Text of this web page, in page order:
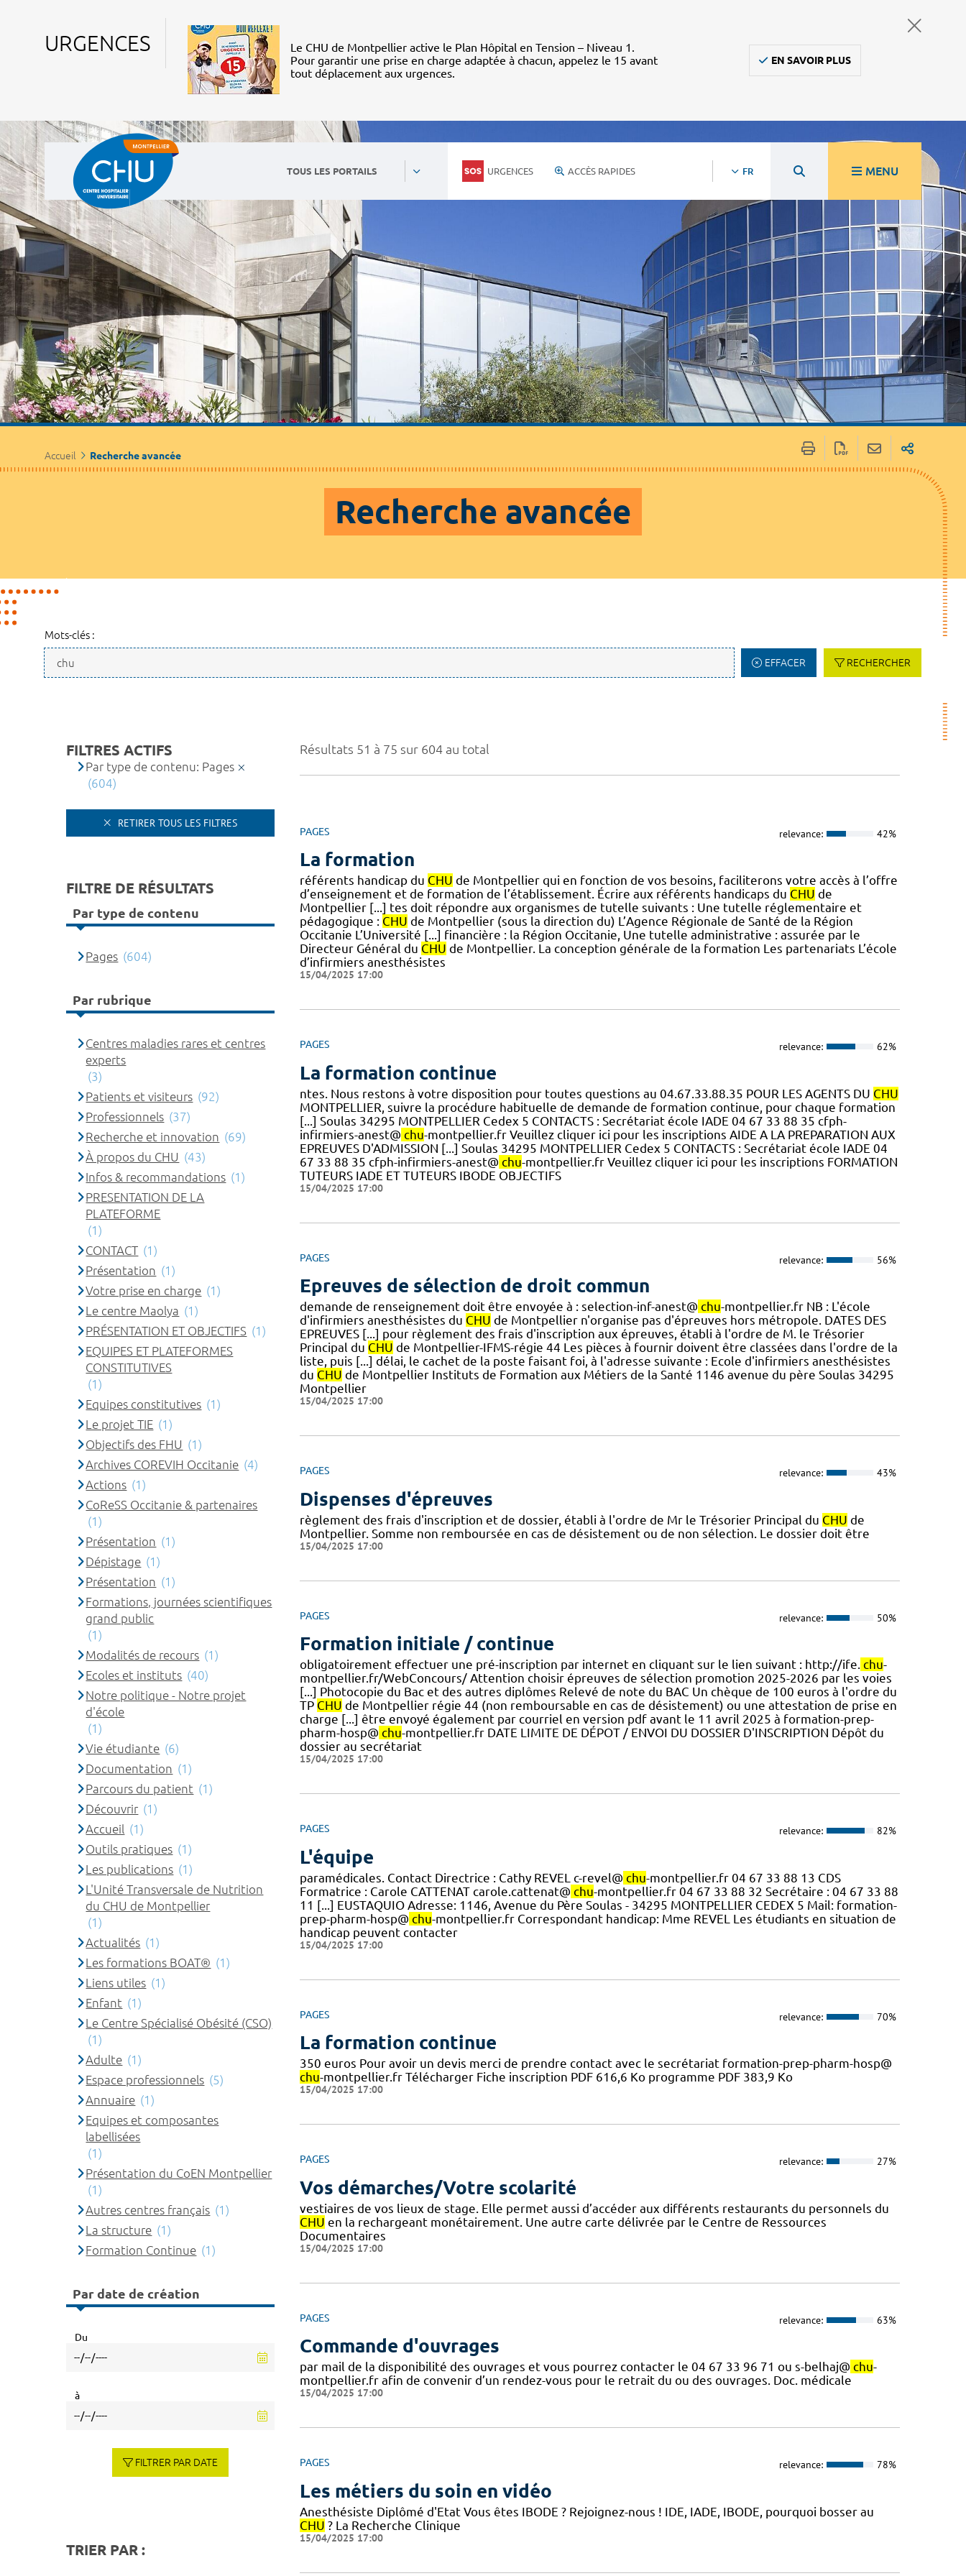
URGENCES
Le CHU de Montpellier active le Plan Hôpital en Tension – Niveau 1.
Pour garantir une prise en charge adaptée à chacun, appelez le 15 avant
tout déplacement aux urgences.
EN SAVOIR PLUS
TOUS LES PORTAILS URGENCES ACCÈS RAPIDES FR MENU
Accueil Recherche avancée
Recherche avancée
Mots-clés :
EFFACER RECHERCHER
Résultats 51 à 75 sur 604 au total
PAGES relevance: 42%
La formation
référents handicap du CHU de Montpellier qui en fonction de vos besoins, faciliterons votre accès à l’offre
d’enseignement et de formation de l’établissement. Écrire aux référents handicaps du CHU de
Montpellier [...] tes doit répondre aux organismes de tutelle suivants : Une tutelle réglementaire et
pédagogique : CHU de Montpellier (sous la direction du) L’Agence Régionale de Santé de la Région
Occitanie L’Université [...] financière : la Région Occitanie, Une tutelle administrative : assurée par le
Directeur Général du CHU de Montpellier. La conception générale de la formation Les partenariats L’école
d’infirmiers anesthésistes
15/04/2025 17:00
PAGES relevance: 62%
La formation continue
ntes. Nous restons à votre disposition pour toutes questions au 04.67.33.88.35 POUR LES AGENTS DU CHU
MONTPELLIER, suivre la procédure habituelle de demande de formation continue, pour chaque formation
[...] Soulas 34295 MONTPELLIER Cedex 5 CONTACTS : Secrétariat école IADE 04 67 33 88 35 cfph-
infirmiers-anest@ chu-montpellier.fr Veuillez cliquer ici pour les inscriptions AIDE A LA PREPARATION AUX
EPREUVES D'ADMISSION [...] Soulas 34295 MONTPELLIER Cedex 5 CONTACTS : Secrétariat école IADE 04
67 33 88 35 cfph-infirmiers-anest@ chu-montpellier.fr Veuillez cliquer ici pour les inscriptions FORMATION
TUTEURS IADE ET TUTEURS IBODE OBJECTIFS
15/04/2025 17:00
PAGES relevance: 56%
Epreuves de sélection de droit commun
demande de renseignement doit être envoyée à : selection-inf-anest@ chu-montpellier.fr NB : L'école
d'infirmiers anesthésistes du CHU de Montpellier n'organise pas d'épreuves hors métropole. DATES DES
EPREUVES [...] pour règlement des frais d'inscription aux épreuves, établi à l'ordre de M. le Trésorier
Principal du CHU de Montpellier-IFMS-régie 44 Les pièces à fournir doivent être classées dans l'ordre de la
liste, puis [...] délai, le cachet de la poste faisant foi, à l'adresse suivante : Ecole d'infirmiers anesthésistes
du CHU de Montpellier Instituts de Formation aux Métiers de la Santé 1146 avenue du père Soulas 34295
Montpellier
15/04/2025 17:00
PAGES relevance: 43%
Dispenses d'épreuves
règlement des frais d'inscription et de dossier, établi à l'ordre de Mr le Trésorier Principal du CHU de
Montpellier. Somme non remboursée en cas de désistement ou de non sélection. Le dossier doit être
15/04/2025 17:00
PAGES relevance: 50%
Formation initiale / continue
obligatoirement effectuer une pré-inscription par internet en cliquant sur le lien suivant : http://ife. chu-
montpellier.fr/WebConcours/ Attention choisir épreuves de sélection promotion 2025-2026 par les voies
[...] Photocopie du Bac et des autres diplômes Relevé de note du BAC Un chèque de 100 euros à l'ordre du
TP CHU de Montpellier régie 44 (non remboursable en cas de désistement) ou une attestation de prise en
charge [...] être envoyé également par courriel en version pdf avant le 11 avril 2025 à formation-prep-
pharm-hosp@ chu-montpellier.fr DATE LIMITE DE DÉPOT / ENVOI DU DOSSIER D'INSCRIPTION Dépôt du
dossier au secrétariat
15/04/2025 17:00
PAGES relevance: 82%
L'équipe
paramédicales. Contact Directrice : Cathy REVEL c-revel@ chu-montpellier.fr 04 67 33 88 13 CDS
Formatrice : Carole CATTENAT carole.cattenat@ chu-montpellier.fr 04 67 33 88 32 Secrétaire : 04 67 33 88
11 [...] EUSTAQUIO Adresse: 1146, Avenue du Père Soulas - 34295 MONTPELLIER CEDEX 5 Mail: formation-
prep-pharm-hosp@ chu-montpellier.fr Correspondant handicap: Mme REVEL Les étudiants en situation de
handicap peuvent contacter
15/04/2025 17:00
PAGES relevance: 70%
La formation continue
350 euros Pour avoir un devis merci de prendre contact avec le secrétariat formation-prep-pharm-hosp@
chu-montpellier.fr Télécharger Fiche inscription PDF 616,6 Ko programme PDF 383,9 Ko
15/04/2025 17:00
PAGES relevance: 27%
Vos démarches/Votre scolarité
vestiaires de vos lieux de stage. Elle permet aussi d’accéder aux différents restaurants du personnels du
CHU en la rechargeant monétairement. Une autre carte délivrée par le Centre de Ressources
Documentaires
15/04/2025 17:00
PAGES relevance: 63%
Commande d'ouvrages
par mail de la disponibilité des ouvrages et vous pourrez contacter le 04 67 33 96 71 ou s-belhaj@ chu-
montpellier.fr afin de convenir d’un rendez-vous pour le retrait du ou des ouvrages. Doc. médicale
15/04/2025 17:00
PAGES relevance: 78%
Les métiers du soin en vidéo
Anesthésiste Diplômé d'Etat Vous êtes IBODE ? Rejoignez-nous ! IDE, IADE, IBODE, pourquoi bosser au
CHU ? La Recherche Clinique
15/04/2025 17:00
FILTRES ACTIFS
Par type de contenu: Pages
(604)
RETIRER TOUS LES FILTRES
FILTRE DE RÉSULTATS
Par type de contenu
Pages (604)
Par rubrique
Centres maladies rares et centres
experts
(3)
Patients et visiteurs (92)
Professionnels (37)
Recherche et innovation (69)
À propos du CHU (43)
Infos & recommandations (1)
PRESENTATION DE LA
PLATEFORME
(1)
CONTACT (1)
Présentation (1)
Votre prise en charge (1)
Le centre Maolya (1)
PRÉSENTATION ET OBJECTIFS (1)
EQUIPES ET PLATEFORMES
CONSTITUTIVES
(1)
Equipes constitutives (1)
Le projet TIE (1)
Objectifs des FHU (1)
Archives COREVIH Occitanie (4)
Actions (1)
CoReSS Occitanie & partenaires
(1)
Présentation (1)
Dépistage (1)
Présentation (1)
Formations, journées scientifiques
grand public
(1)
Modalités de recours (1)
Ecoles et instituts (40)
Notre politique - Notre projet
d'école
(1)
Vie étudiante (6)
Documentation (1)
Parcours du patient (1)
Découvrir (1)
Accueil (1)
Outils pratiques (1)
Les publications (1)
L'Unité Transversale de Nutrition
du CHU de Montpellier
(1)
Actualités (1)
Les formations BOAT® (1)
Liens utiles (1)
Enfant (1)
Le Centre Spécialisé Obésité (CSO)
(1)
Adulte (1)
Espace professionnels (5)
Annuaire (1)
Equipes et composantes
labellisées
(1)
Présentation du CoEN Montpellier
(1)
Autres centres français (1)
La structure (1)
Formation Continue (1)
Par date de création
Du
à
FILTRER PAR DATE
TRIER PAR :